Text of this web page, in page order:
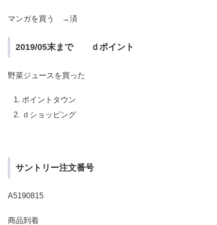
マンガを買う →済
2019/05末まで ｄポイント
野菜ジュースを買った
ポイントタウン
ｄショッピング
サントリー注文番号
A5190815
商品到着